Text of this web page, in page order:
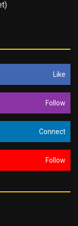
Like
Follow
Connect
Follow